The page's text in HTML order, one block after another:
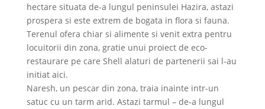
hectare situata de-a lungul peninsulei Hazira, astazi
prospera si este extrem de bogata in flora si fauna.
Terenul ofera chiar si alimente si venit extra pentru
locuitorii din zona, gratie unui proiect de eco-
restaurare pe care Shell alaturi de partenerii sai l-au
initiat aici.
Naresh, un pescar din zona, traia inainte intr-un
satuc cu un tarm arid. Astazi tarmul – de-a lungul